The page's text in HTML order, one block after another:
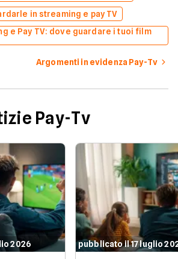
in streaming e pay TV
e Pay TV: dove guardare i tuoi film
Argomenti in evidenza Pay-Tv
Pay-Tv
2026 pubblicato il 17 luglio